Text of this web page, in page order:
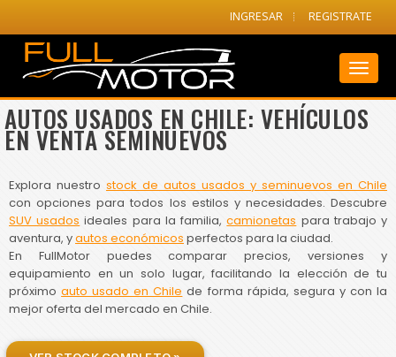
INGRESAR REGISTRATE
AUTOS USADOS EN CHILE: VEHÍCULOS
EN VENTA SEMINUEVOS
Explora nuestro stock de autos usados y seminuevos en Chile
con opciones para todos los estilos y necesidades. Descubre
SUV usados ideales para la familia,camionetas para trabajo y
aventura, yautos económicos perfectos para la ciudad.
En FullMotor puedes comparar precios, versiones y
equipamiento en un solo lugar, facilitando la elección de tu
próximoauto usado en Chile de forma rápida, segura y con la
mejor oferta del mercado en Chile.